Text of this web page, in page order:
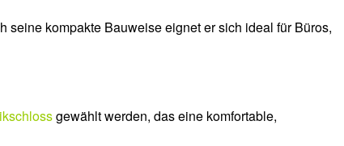
seine kompakte Bauweise eignet er sich ideal für Büros,
gewählt werden, das eine komfortable,